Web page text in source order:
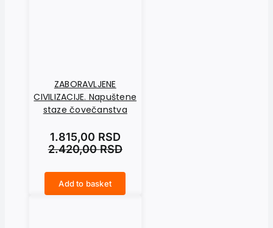
ZABORAVLJENE
CIVILIZACIJE. Napuštene
staze čovečanstva
2.420,00RSD
1.815,00 RSD
Add to basket